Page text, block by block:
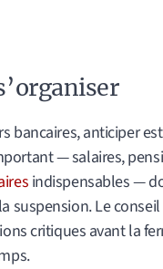
bancaires, anticiper
— salaires,
indispensables —
suspension. Le
critiques avant la